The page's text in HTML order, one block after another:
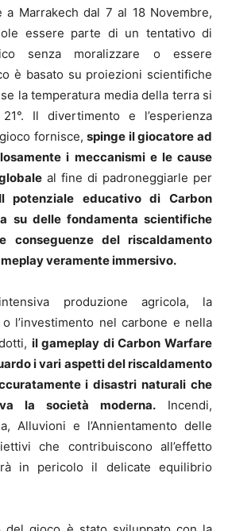
a Marrakech dal 7 al 18 Novembre,
essere parte di un tentativo di
senza moralizzare o essere
è basato su proiezioni scientifiche
la temperatura media della terra si
Il divertimento e l’esperienza
fornisce,spinge il giocatore ad
i meccanismi e le cause
al fine di padroneggiarle per
Il potenziale educativo di Carbon
su delle fondamenta scientifiche
conseguenze del riscaldamento
veramente immersivo.
produzione agricola, la
l’investimento nel carbone e nella
il gameplay di Carbon Warfare
i vari aspetti del riscaldamento
i disastri naturali che
la società moderna. Incendi,
Alluvioni e l’Annientamento delle
che contribuiscono all’effetto
in pericolo il delicate equilibrio